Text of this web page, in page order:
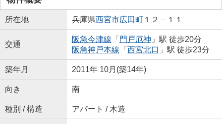
所在地 兵庫県西宮市広田町１２－１１
交通
阪急今津線 「 門戸厄神 」駅 徒歩20分
阪急神戸本線 「 西宮北口 」駅 徒歩23分
築年月 2011年 10月(築14年)
向き 南
種別 / 構造 アパート / 木造